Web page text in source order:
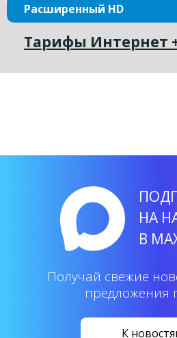
Расширенный HD
Тарифы Интернет
НА
В
Получай свежие
предложения
К